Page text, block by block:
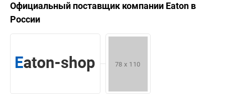
Официальный поставщик компании Eaton в
России